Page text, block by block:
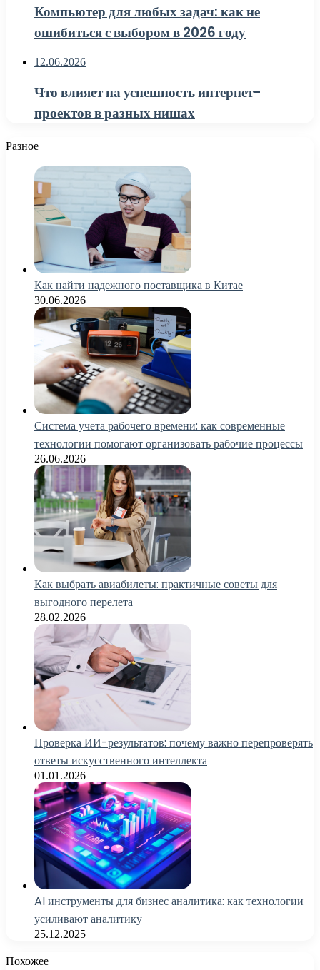
Компьютер для любых задач: как не
ошибиться с выбором в 2026 году
12.06.2026
Что влияет на успешность интернет-
проектов в разных нишах
Разное
Как найти надежного поставщика в Китае
30.06.2026
Система учета рабочего времени: как современные
технологии помогают организовать рабочие процессы
26.06.2026
Как выбрать авиабилеты: практичные советы для
выгодного перелета
28.02.2026
Проверка ИИ-результатов: почему важно перепроверять
ответы искусственного интеллекта
01.01.2026
AI инструменты для бизнес аналитика: как технологии
усиливают аналитику
25.12.2025
Похожее